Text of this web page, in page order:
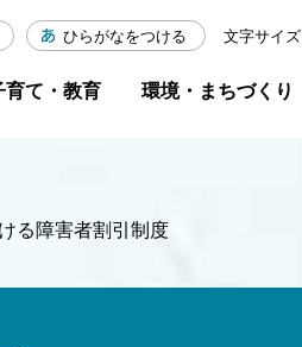
ひらがなをつける 文字サイズ
育て・教育 環境・まちづくり
る障害者割引制度